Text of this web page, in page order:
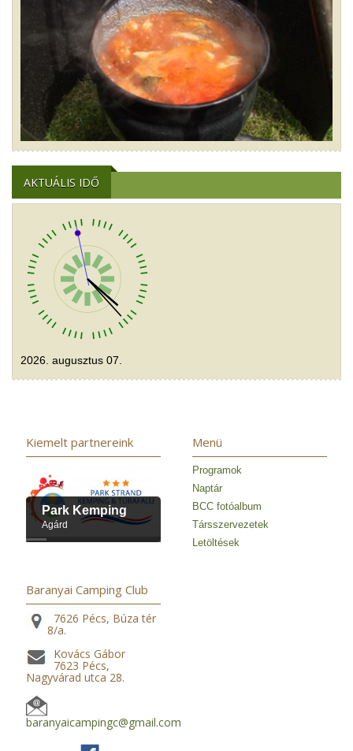
AKTUÁLIS IDŐ
2026. augusztus 07.
Kiemelt partnereink
Park Kemping
Agárd
Menü
Programok
Naptár
BCC fotóalbum
Társszervezetek
Letöltések
Baranyai Camping Club
7626 Pécs, Búza tér
8/a.
Kovács Gábor
7623 Pécs,
Nagyvárad utca 28.
baranyaicampingc@gmail.com